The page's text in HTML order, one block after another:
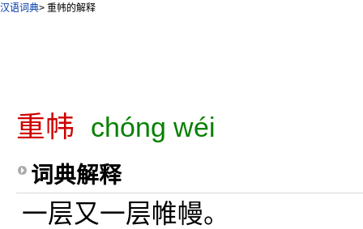
汉语词典> 重帏的解释
重帏 chóng wéi
词典解释
一层又一层帷幔。